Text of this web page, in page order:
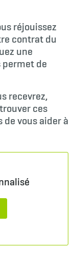
réjouissez
contrat du
une
de
recevrez,
ces
vous aider à